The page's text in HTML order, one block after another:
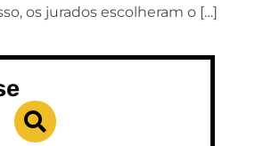
os jurados escolheram o […]